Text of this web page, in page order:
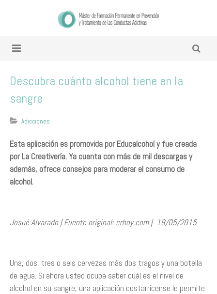
Descubra cuánto alcohol tiene en la
sangre
Adicciones
Esta aplicación es promovida por Educalcohol y fue creada
por La Creativería. Ya cuenta con más de mil descargas y
además, ofrece consejos para moderar el consumo de
alcohol.
Josué Alvarado | Fuente original: crhoy.com | 18/05/2015
Una, dos, tres o seis cervezas más dos tragos y una botella
de agua. Si ahora usted ocupa saber cuál es el nivel de
alcohol en su sangre, una aplicación costarricense le permite